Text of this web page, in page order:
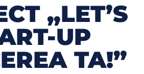
„LET’S
UP
TA!”